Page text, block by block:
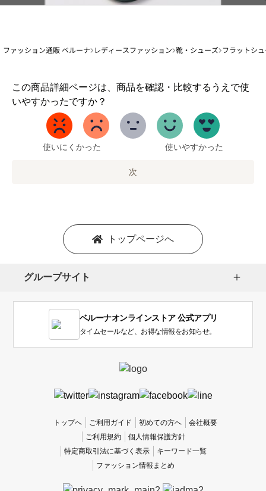
ファッション通販 ベルーナ レディースファッション 靴・シューズ フラットシ
この商品詳細ページは、商品を確認・比較するうえで使
いやすかったですか？
1
か
い
使いにくかった 使いやすかった
次
トップページへ
グループサイト
ベルーナオンラインストア 公式アプリ
タイムセールなど、お得な情報をお知らせ。
トップへ ご利用ガイド 初めての方へ
会社概要
ご利用規約
個人情報保護方針
特定商取引法に基づく表示
キーワード一覧
ファッション情報まとめ